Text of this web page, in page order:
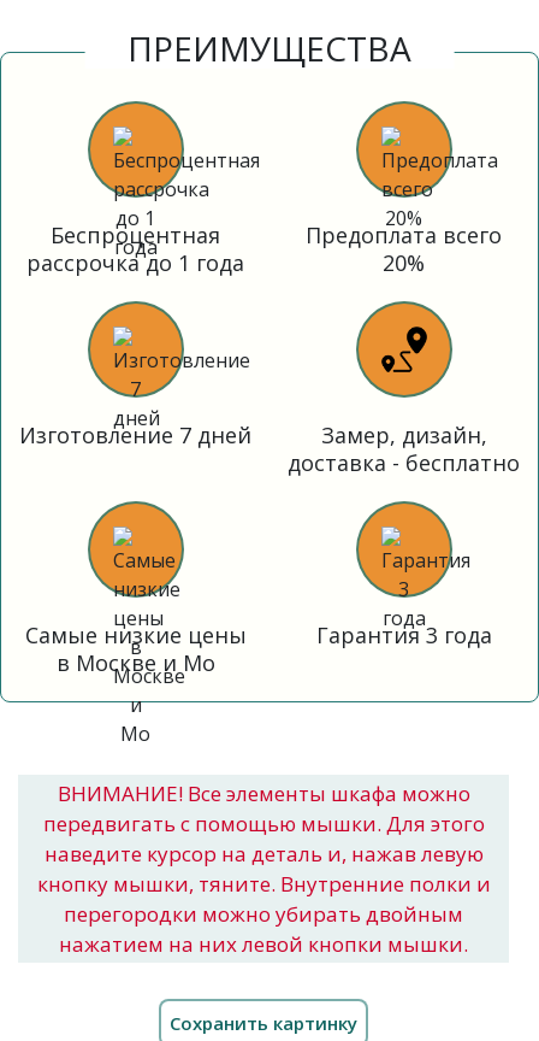
ПРЕИМУЩЕСТВА
Беспроцентная
рассрочка до 1 года
Предоплата всего
20%
Изготовление 7 дней
Замер, дизайн,
доставка - бесплатно
Самые низкие цены
в Москве и Мо
Гарантия 3 года
ВНИМАНИЕ! Все элементы шкафа можно
передвигать с помощью мышки. Для этого
наведите курсор на деталь и, нажав левую
кнопку мышки, тяните. Внутренние полки и
перегородки можно убирать двойным
нажатием на них левой кнопки мышки.